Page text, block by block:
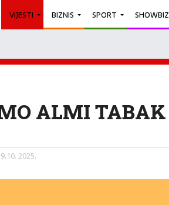
VIJESTI BIZNIS SPORT SHOWBIZ
ALMI TABAK
2025.